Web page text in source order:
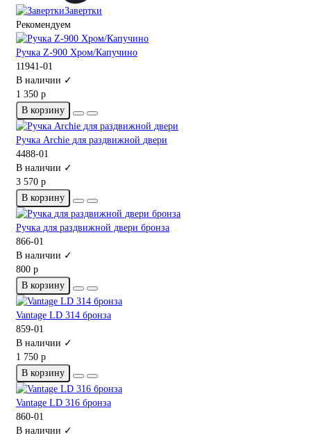
Завертки
Рекомендуем
Ручка Z-900 Хром/Капучино
11941-01
В наличии ✓
1 350 р
В корзину
Ручка Archie для раздвижной двери
4488-01
В наличии ✓
3 570 р
В корзину
Ручка для раздвижной двери бронза
866-01
В наличии ✓
800 р
В корзину
Vantage LD 314 бронза
859-01
В наличии ✓
1 750 р
В корзину
Vantage LD 316 бронза
860-01
В наличии ✓